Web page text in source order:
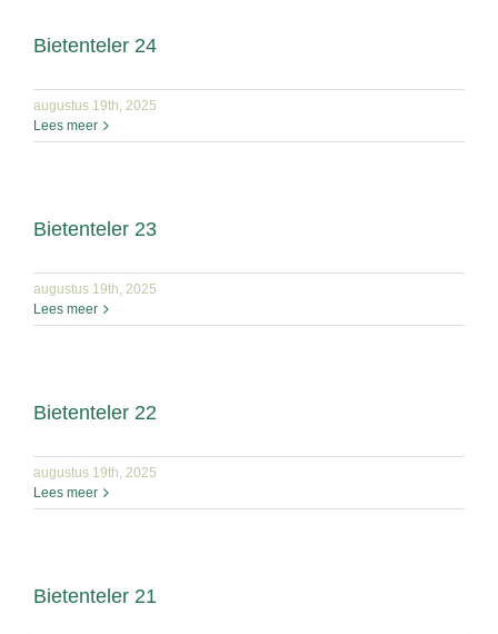
Bietenteler 24
augustus 19th, 2025
Lees meer
Bietenteler 23
augustus 19th, 2025
Lees meer
Bietenteler 22
augustus 19th, 2025
Lees meer
Bietenteler 21